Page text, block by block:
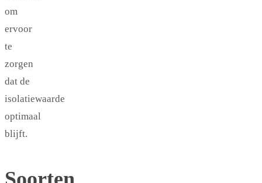
om
ervoor
te
zorgen
dat de
isolatiewaarde
optimaal
blijft.